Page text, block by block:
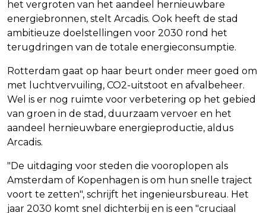
het vergroten van het aandeel hernieuwbare
energiebronnen, stelt Arcadis. Ook heeft de stad
ambitieuze doelstellingen voor 2030 rond het
terugdringen van de totale energieconsumptie.
Rotterdam gaat op haar beurt onder meer goed om
met luchtvervuiling, CO2-uitstoot en afvalbeheer.
Wel is er nog ruimte voor verbetering op het gebied
van groen in de stad, duurzaam vervoer en het
aandeel hernieuwbare energieproductie, aldus
Arcadis.
"De uitdaging voor steden die vooroplopen als
Amsterdam of Kopenhagen is om hun snelle traject
voort te zetten", schrijft het ingenieursbureau. Het
jaar 2030 komt snel dichterbij en is een "cruciaal